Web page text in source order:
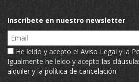
Inscríbete en nuestro newsletter
Email
He leído y acepto el Aviso Legal y la
Igualmente he leído y acepto las
alquiler y la política de cancelación